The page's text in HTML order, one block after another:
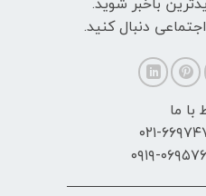
دنبال کنید.
با ما